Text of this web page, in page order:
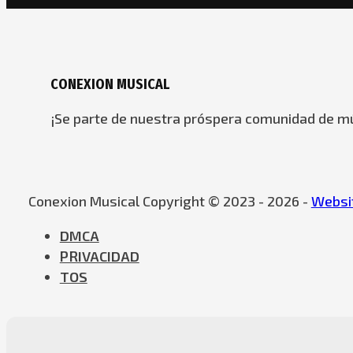
CONEXION MUSICAL
¡Se parte de nuestra próspera comunidad de
Conexion Musical Copyright © 2023 - 2026 -
DMCA
PRIVACIDAD
TOS